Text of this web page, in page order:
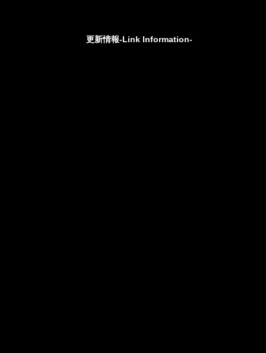
更新情報-Link Information-